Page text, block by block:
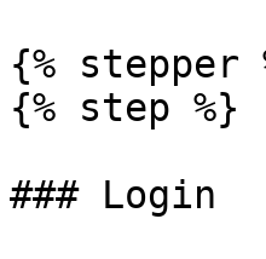
{% stepper
{% step %}
### Login